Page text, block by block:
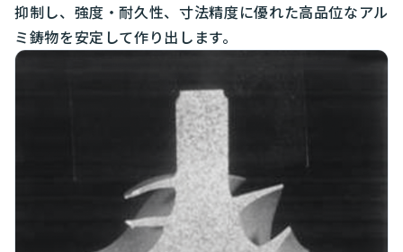
抑制し、強度・耐久性、寸法精度に優れた高品位なアル
ミ鋳物を安定して作り出します。